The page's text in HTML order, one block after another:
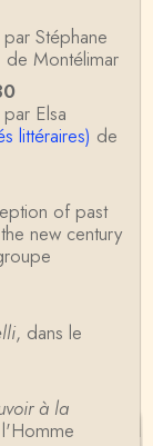
Stéphane
de Montélimar
Elsa
littéraires) de
of past
new century
, dans le
à la